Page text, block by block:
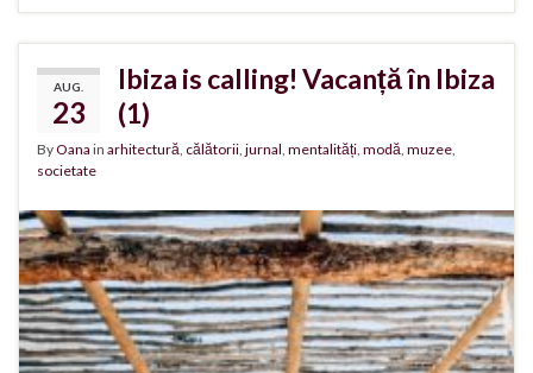
AUG.
23
Ibiza is calling! Vacanță în Ibiza
(1)
ByOana in arhitectură, călătorii, jurnal, mentalități, modă, muzee,
societate